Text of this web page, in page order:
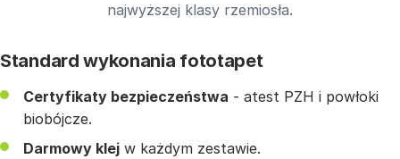
najwyższej klasy rzemiosła.
Standard wykonania fototapet
Certyfikaty bezpieczeństwa - atest PZH i powłoki
biobójcze.
Darmowy klej w każdym zestawie.